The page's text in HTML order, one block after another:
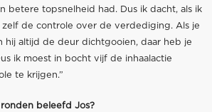
betere topsnelheid had. Dus ik dacht, als ik
de controle over de verdediging. Als je
hij altijd de deur dichtgooien, daar heb je
ik moest in bocht vijf de inhaalactie
te krijgen.”
beleefd Jos?